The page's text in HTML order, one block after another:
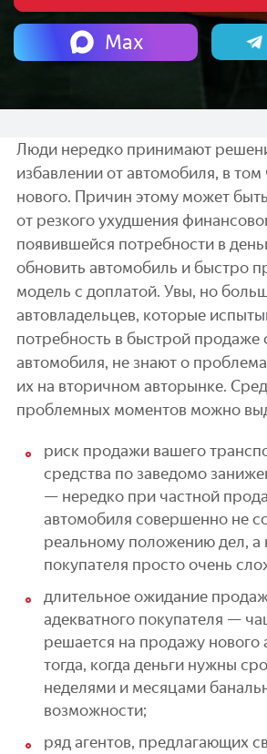
Max
Люди нередко принимают
избавлении от автомобиля, в том
нового. Причин этому может
от резкого ухудшения
появившейся потребности в
обновить автомобиль и быстро
модель с доплатой. Увы, но
автовладельцев, которые
потребность в быстрой продаже
автомобиля, не знают о
их на вторичном авторынке.
проблемных моментов можно
риск продажи вашего
средства по заведомо
— нередко при частной
автомобиля совершенно не
реальному положению дел, а
покупателя просто очень
длительное ожидание
адекватного покупателя —
решается на продажу нового
тогда, когда деньги нужны
неделями и месяцами
возможности;
ряд агентов, предлагающих